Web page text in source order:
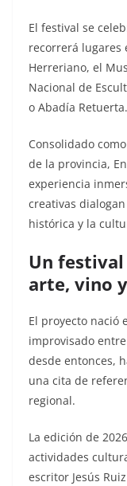
El festival se
recorrerá lugares
Herreriano, el
Nacional de
o Abadía Retuerta.
Consolidado
de la provincia,
experiencia
creativas
histórica y la
Un festival
arte, vino
El proyecto nació
improvisado
desde entonces,
una cita de
regional.
La edición de
actividades
escritor Jesús